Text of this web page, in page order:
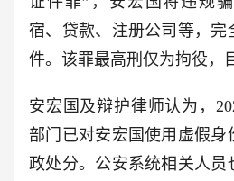
宿、贷款、注册公司等，完
件。该罪最高刑仅为拘役，
安宏国及辩护律师认为，
部门已对安宏国使用虚假身
政处分。公安系统相关人员